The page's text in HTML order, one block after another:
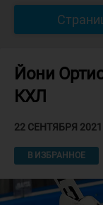
Йони
КХЛ
22 СЕНТЯБРЯ
В ИЗБРАННОЕ